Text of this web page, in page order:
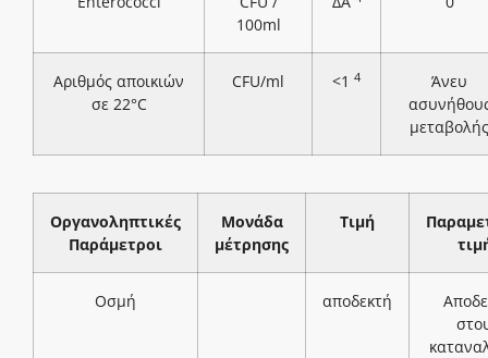
100ml
Αριθμός αποικιών
σε 22°C
CFU/ml <1 4
Άνευ
μεταβολής
Οργανοληπτικές
Παράμετροι
Μονάδα
μέτρησης
Τιμή
Οσμή αποδεκτή